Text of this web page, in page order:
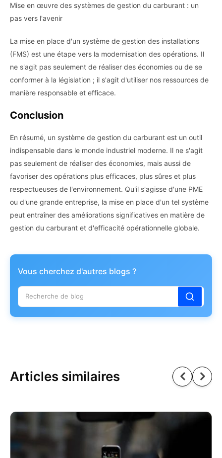
Mise en œuvre des systèmes de gestion du carburant : un
pas vers l'avenir
La mise en place d'un système de gestion des installations
(FMS) est une étape vers la modernisation des opérations. Il
ne s'agit pas seulement de réaliser des économies ou de se
conformer à la législation ; il s'agit d'utiliser nos ressources de
manière responsable et efficace.
Conclusion
En résumé, un système de gestion du carburant est un outil
indispensable dans le monde industriel moderne. Il ne s'agit
pas seulement de réaliser des économies, mais aussi de
favoriser des opérations plus efficaces, plus sûres et plus
respectueuses de l'environnement. Qu'il s'agisse d'une PME
ou d'une grande entreprise, la mise en place d'un tel système
peut entraîner des améliorations significatives en matière de
gestion du carburant et d'efficacité opérationnelle globale.
Vous cherchez d'autres blogs ?
Articles similaires